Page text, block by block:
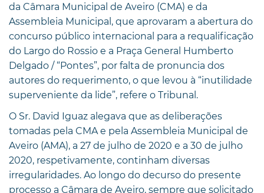
da Câmara Municipal de Aveiro (CMA) e da
Assembleia Municipal, que aprovaram a abertura do
concurso público internacional para a requalificação
do Largo do Rossio e a Praça General Humberto
Delgado / “Pontes”, por falta de pronuncia dos
autores do requerimento, o que levou à “inutilidade
superveniente da lide”, refere o Tribunal.
O Sr. David Iguaz alegava que as deliberações
tomadas pela CMA e pela Assembleia Municipal de
Aveiro (AMA), a 27 de julho de 2020 e a 30 de julho
2020, respetivamente, continham diversas
irregularidades. Ao longo do decurso do presente
processo a Câmara de Aveiro, sempre que solicitado